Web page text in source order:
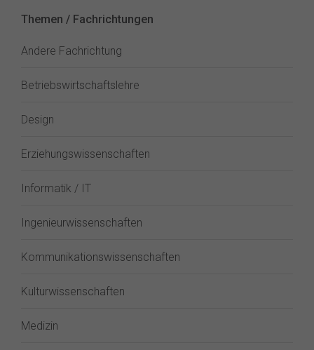
Themen / Fachrichtungen
Andere Fachrichtung
Betriebswirtschaftslehre
Design
Erziehungswissenschaften
Informatik / IT
Ingenieurwissenschaften
Kommunikationswissenschaften
Kulturwissenschaften
Medizin